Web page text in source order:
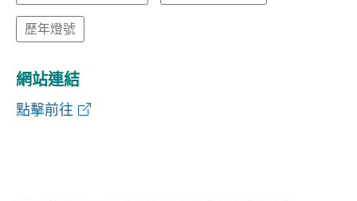
歷年燈號
網站連結
點擊前往 工業區燈號分級資訊展示系統